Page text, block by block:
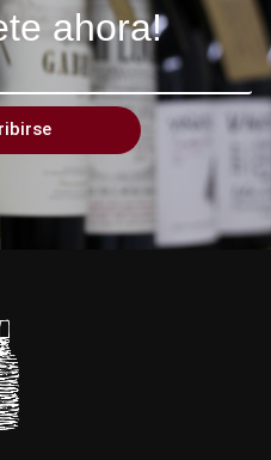
ahora!